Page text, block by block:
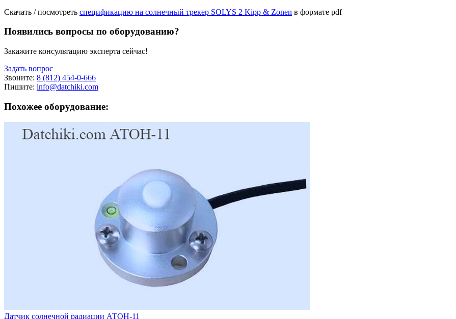
Скачать / посмотреть спецификацию на солнечный трекер SOLYS 2 Kipp & Zonen в формате pdf
Появились вопросы по оборудованию?
Закажите консультацию эксперта сейчас!
Задать вопрос
Звоните: 8 (812) 454-0-666
Пишите: info@datchiki.com
Похожее оборудование:
Датчик солнечной радиации АТОН-11